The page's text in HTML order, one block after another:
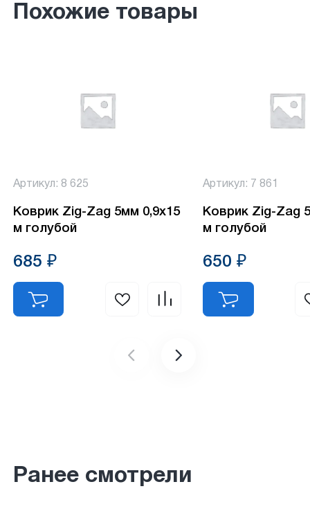
Похожие товары
Артикул: 8 625
Коврик Zig-Zag 5мм 0,9х15
м голубой
685 ₽
Артикул: 7 861
Коврик Zig-Zag
м голубой
650 ₽
Ранее смотрели